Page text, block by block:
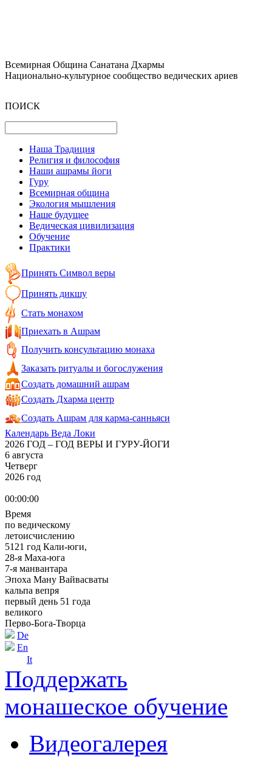
Всемирная Община Санатана Дхармы
Национально-культурное сообщество ведических ариев
ПОИСК
Наша Традиция
Религия и философия
Наши ашрамы йоги
Гуру
Всемирная община
Экология мышления
Наше будущее
Ведическая цивилизация
Обучение
Практики
Принять Символ веры
Принять дикшу
Стать монахом
Приехать в Ашрам
Получить консультацию монаха
Заказать ритуалы и богослужения
Создать домашний ашрам
Создать Дхарма центр
Создать Ашрам для карма-санньяси
Календарь Веда Локи
2026 ГОД – ГОД ВЕРЫ И ГУРУ-ЙОГИ
6 августа
Четверг
2026 год
00:00:00
Время
по ведическому
летоисчислению
5121 год Кали-юги,
28-я Маха-юга
7-я манвантара
Эпоха Ману Вайвасваты
кальпа вепря
первый день 51 года
великого
Перво-Бога-Творца
De
En
It
Поддержать
монашеское обучение
Видеогалерея